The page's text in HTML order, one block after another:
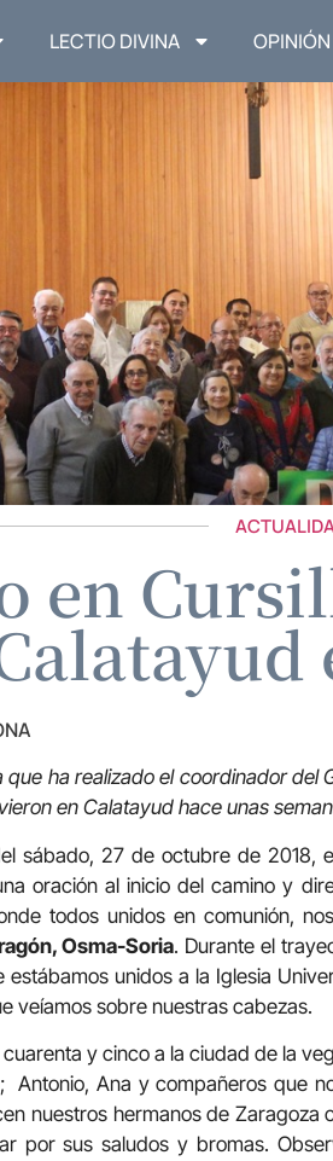
LECTIO DIVINA OPINIÓN
en
que ha realizado el coordinador del
en Calatayud hace unas
sábado, 27 de octubre de 2018,
oración al inicio del camino y
todos unidos en comunión,
Osma-Soria. Durante el
unidos a la Iglesia
veíamos sobre nuestras cabezas.
y cinco a la ciudad de la
Antonio, Ana y compañeros que
nuestros hermanos de
por sus saludos y bromas.